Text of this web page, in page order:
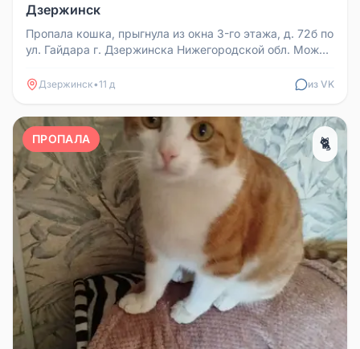
Дзержинск
Пропала кошка, прыгнула из окна 3-го этажа, д. 72б по
ул. Гайдара г. Дзержинска Нижегородской обл. Может
Дзержинск•11 д из VK
ПРОПАЛА 🐈